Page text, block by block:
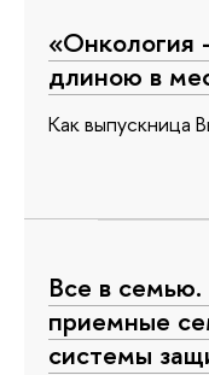
«Онкология
длиною в
Как выпускница
Все в
приемные
системы